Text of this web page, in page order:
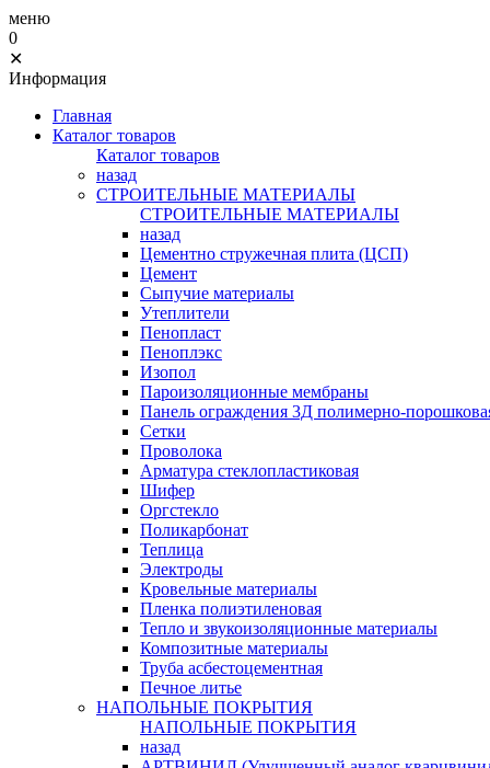
меню
0
✕
Информация
Главная
Каталог товаров
Каталог товаров
назад
СТРОИТЕЛЬНЫЕ МАТЕРИАЛЫ
СТРОИТЕЛЬНЫЕ МАТЕРИАЛЫ
назад
Цементно стружечная плита (ЦСП)
Цемент
Сыпучие материалы
Утеплители
Пенопласт
Пеноплэкс
Изопол
Пароизоляционные мембраны
Панель ограждения 3Д полимерно-
Сетки
Проволока
Арматура стеклопластиковая
Шифер
Оргстекло
Поликарбонат
Теплица
Электроды
Кровельные материалы
Пленка полиэтиленовая
Тепло и звукоизоляционные материалы
Композитные материалы
Труба асбестоцементная
Печное литье
НАПОЛЬНЫЕ ПОКРЫТИЯ
НАПОЛЬНЫЕ ПОКРЫТИЯ
назад